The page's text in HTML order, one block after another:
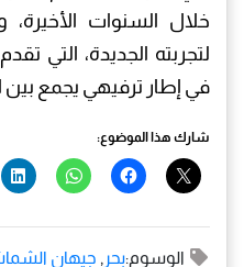
خلال السنوات
لتجربته الجديدة، التي
في إطار ترفيهي يجمع بين
شارك هذا الموضوع:
الوسوم:بحر , جيهان